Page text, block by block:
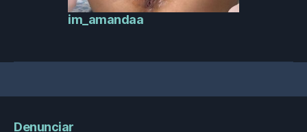
im_amandaa
Denunciar